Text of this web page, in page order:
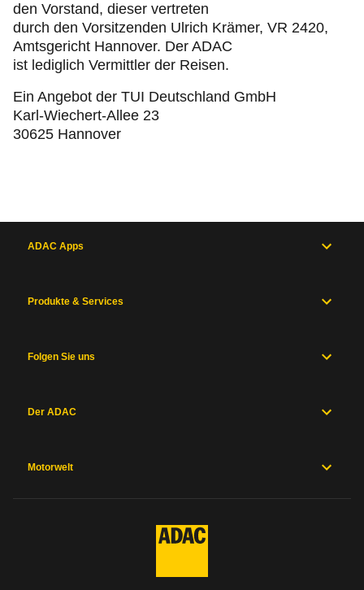
den Vorstand, dieser vertreten
durch den Vorsitzenden Ulrich Krämer, VR 2420,
Amtsgericht Hannover. Der ADAC
ist lediglich Vermittler der Reisen.
Ein Angebot der TUI Deutschland GmbH
Karl-Wiechert-Allee 23
30625 Hannover
ADAC Apps
Produkte & Services
Folgen Sie uns
Der ADAC
Motorwelt